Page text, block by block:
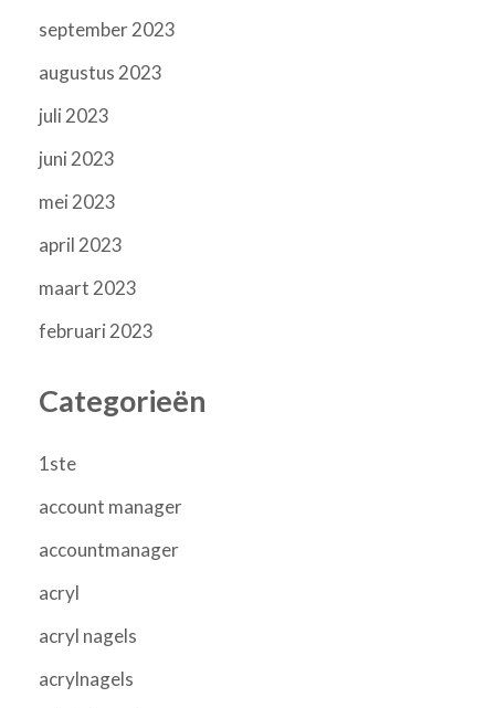
september 2023
augustus 2023
juli 2023
juni 2023
mei 2023
april 2023
maart 2023
februari 2023
Categorieën
1ste
account manager
accountmanager
acryl
acryl nagels
acrylnagels